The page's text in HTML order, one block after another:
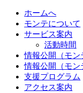
ホームへ
モンテについて
サービス案内
活動時間
情報公開（モン
情報公開（モン
支援プログラム
アクセス案内